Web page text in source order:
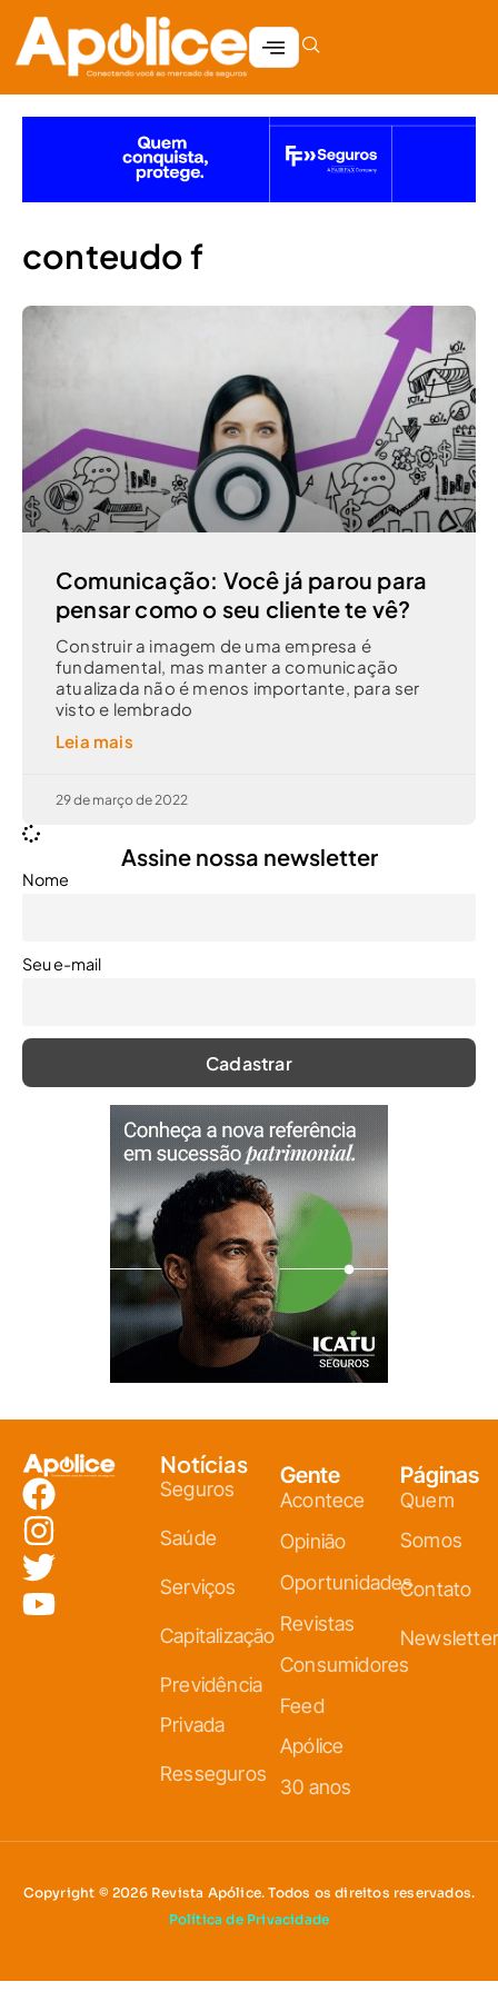
conteudo f
Comunicação: Você já parou para
pensar como o seu cliente te vê?
Construir a imagem de uma empresa é
fundamental, mas manter a comunicação
atualizada não é menos importante, para ser
visto e lembrado
Leia mais
29 de março de 2022
Assine nossa newsletter
Nome
Seu e-mail
Notícias
Seguros
Saúde
Serviços
Capitalização
Previdência
Privada
Resseguros
Gente
Acontece
Opinião
Oportunidades
Revistas
Consumidores
Feed
Apólice
30 anos
Páginas
Quem
Somos
Contato
Newsletter
Copyright © 2026 Revista Apólice. Todos os direitos reservados.
Política de Privacidade